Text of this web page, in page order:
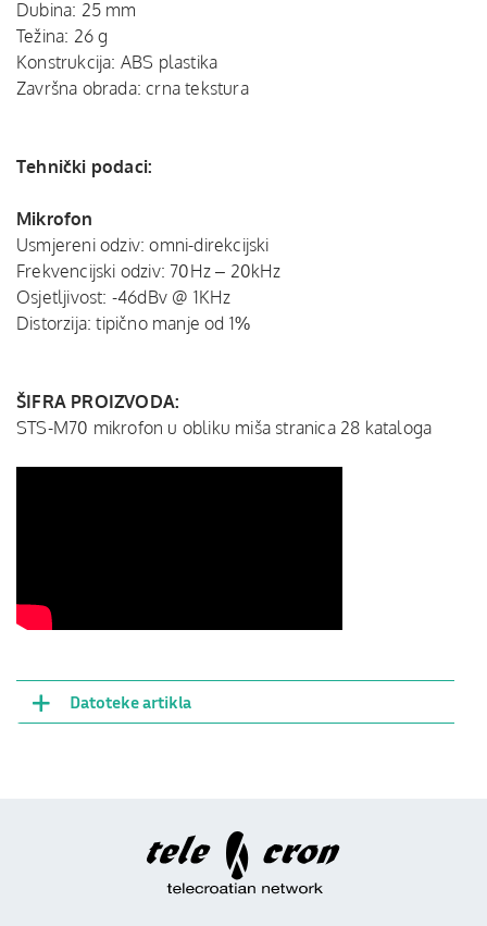
Dubina: 25 mm
Težina: 26 g
Konstrukcija: ABS plastika
Završna obrada: crna tekstura
Tehnički podaci:
Mikrofon
Usmjereni odziv: omni-direkcijski
Frekvencijski odziv: 70Hz – 20kHz
Osjetljivost: -46dBv @ 1KHz
Distorzija: tipično manje od 1%
ŠIFRA PROIZVODA:
STS-M70 mikrofon u obliku miša stranica 28 kataloga
Datoteke artikla